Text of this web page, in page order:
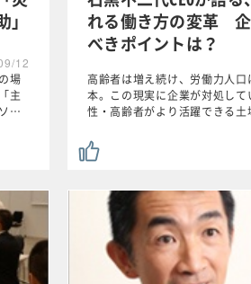
12
場
主
…
れる働き方の変革
べきポイントは？
高齢者は増え続け、労働力人口
本。この現実に企業が対処して
性・高齢者がより活躍できる